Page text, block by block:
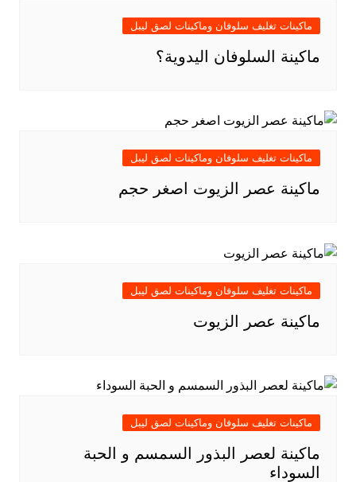
ماكينات تغليف سلوفان وماكينات لصق ليبل
ماكينة السلوفان اليدوية؟
ماكينات تغليف سلوفان وماكينات لصق ليبل
ماكينة عصر الزيوت اصغر حجم
ماكينات تغليف سلوفان وماكينات لصق ليبل
ماكينة عصر الزيوت
ماكينات تغليف سلوفان وماكينات لصق ليبل
ماكينة لعصر البذور السمسم و الحبة
السوداء